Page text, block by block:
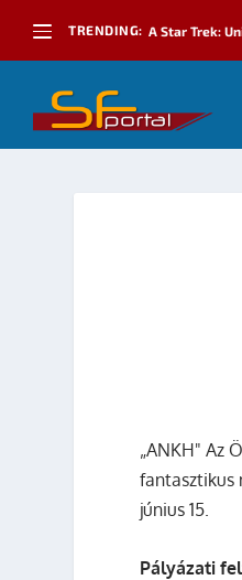
TRENDING: A Star Trek:
„ANKH" Az
fantasztikus
június 15.
Pályázati